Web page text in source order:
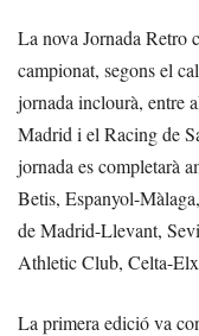
La nova Jornada Retro
campionat, segons el
jornada inclourà, entre
Madrid i el Racing de
jornada es completarà
Betis, Espanyol-
de Madrid-Llevant,
Athletic Club, Celta-
La primera edició va